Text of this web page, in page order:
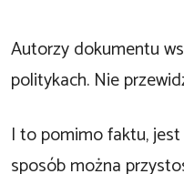
Autorzy dokumentu
politykach. Nie
I to pomimo faktu,
sposób można